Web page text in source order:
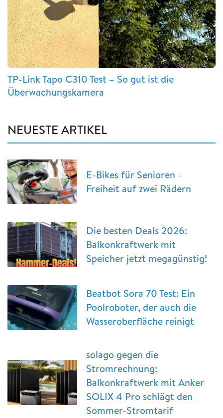
TP-Link Tapo C310 Test – So gut ist die
Überwachungskamera
NEUESTE ARTIKEL
E-Bikes für Senioren –
Freiheit auf zwei Rädern
Die besten Deals 2026:
Balkonkraftwerk mit
Speicher jetzt megagünstig!
Beatbot Sora 70 Test: Ein
Poolroboter, der auch die
Wasseroberfläche reinigt
solago gegen die
Stromrechnung:
Balkonkraftwerk mit Anker
SOLIX 4 Pro schlägt den
Sommer-Stromtarif